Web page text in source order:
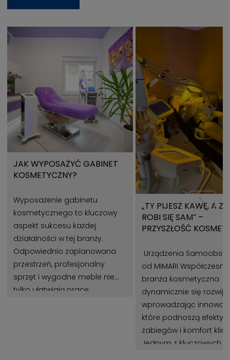
JAK WYPOSAŻYĆ GABINET
KOSMETYCZNY?
Wyposażenie gabinetu
kosmetycznego to kluczowy
aspekt sukcesu każdej
działalności w tej branży.
Odpowiednio zaplanowana
przestrzeń, profesjonalny
sprzęt i wygodne meble nie
tylko ułatwiają pracę
„TY PIJESZ KAWĘ, A
ROBI SIĘ SAM” –
PRZYSZŁOŚĆ
Urządzenia
od MIMARI Współczesna
branża kosmetyczna
dynamicznie się rozwija,
wprowadzając
które podnoszą
zabiegów i komfort
Jednym z kluczowych